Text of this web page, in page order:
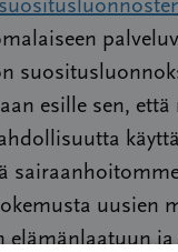
esille sen,
uusien
elämänlaatuun